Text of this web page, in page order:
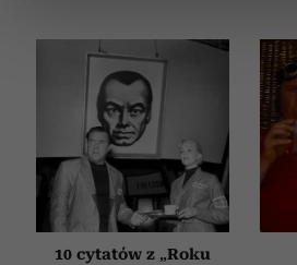
zmienić lub wycofać swoją zgodę
Wykorzystujemy pliki cookie do
i reklam, aby oferować funkcje
analizować ruch w naszej witrynie.
korzystasz z naszej witryny,
społecznościowym, reklamowym i
Partnerzy mogą połączyć te
otrzymanymi od Ciebie lub
10 cytatów z „Roku